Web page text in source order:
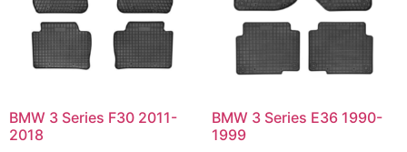
BMW 3 Series F30 2011-
2018
BMW 3 Series E36 1990-
1999